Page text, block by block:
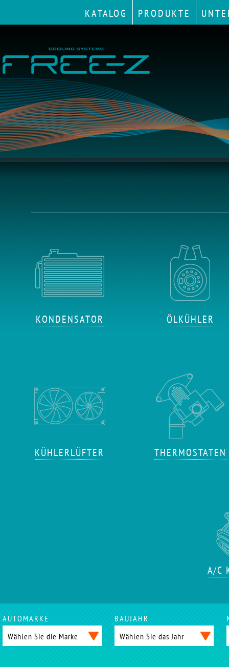
KATALOG PRODUKTE
KONDENSATOR ÖLKÜHLER
KÜHLERLÜFTER THERMOSTATEN
A/C
AUTOMARKE BAUJAHR